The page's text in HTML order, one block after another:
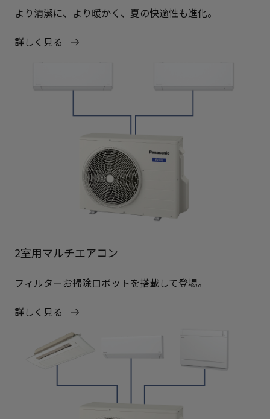
より清潔に、より暖かく、夏の快適性も進化。
詳しく見る
2室用マルチエアコン
フィルターお掃除ロボットを搭載して登場。
詳しく見る